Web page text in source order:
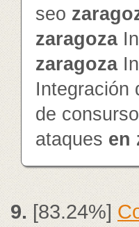
seo
zaragoza
zaragoza
Integración
de
ataques en
9.[83.24%]